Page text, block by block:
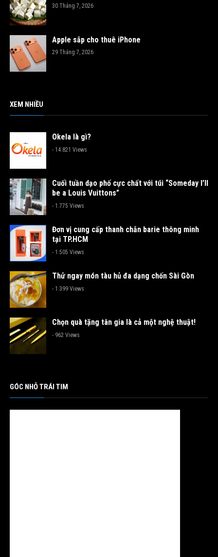
30 Tháng 7, 2026
Apple sắp cho thuê iPhone
29 Tháng 7, 2026
XEM NHIỀU
Okela là gì?
- 14.821 Views
Cuối tuần dạo phố cực chất với túi “Someday I’ll
be a Louis Vuittons”
- 1.775 Views
Đơn vị cung cấp thanh chắn barie thông minh
tại TP.HCM
- 1.505 Views
Thử ngay món tàu hủ đa dạng chốn Sài Gòn
- 1.399 Views
Chọn quà tặng tân gia là cả một nghệ thuật!
- 962 Views
GÓC NHỎ TRÁI TIM